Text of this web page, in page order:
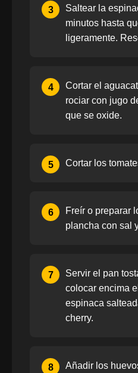
3
Saltear la
minutos hasta
ligeramente.
4
Cortar el
rociar con jugo
que se oxide.
5 Cortar los
6
Freír o preparar
plancha con sal
7
Servir el pan
colocar encima
espinaca
cherry.
8
Añadir los